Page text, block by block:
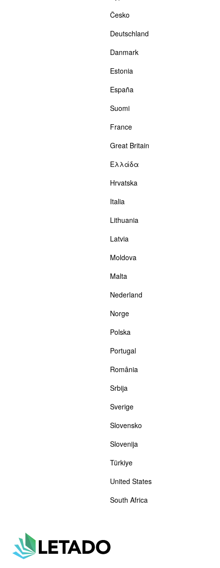
Česko
Deutschland
Danmark
Estonia
España
Suomi
France
Great Britain
Ελλάδα
Hrvatska
Italia
Lithuania
Latvia
Moldova
Malta
Nederland
Norge
Polska
Portugal
România
Srbija
Sverige
Slovensko
Slovenija
Türkiye
United States
South Africa